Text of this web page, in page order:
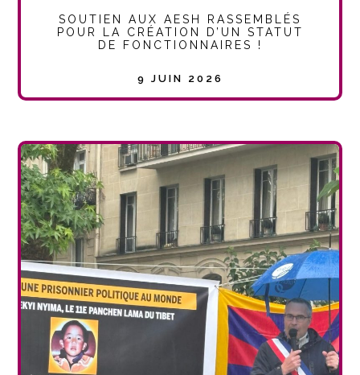
SOUTIEN AUX AESH RASSEMBLÉS
POUR LA CRÉATION D’UN STATUT
DE FONCTIONNAIRES !
9 JUIN 2026